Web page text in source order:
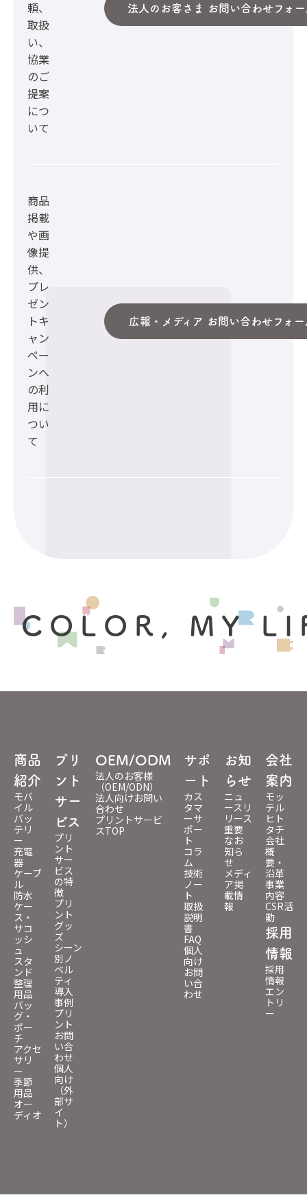
頼、
取扱
い、
協業
のご
提案
につ
いて
法人のお客さま お問い合わせフォー
商品
掲載
や画
像提
供、
プレ
ゼン
トキ
ャン
ペー
ンへ
の利
用に
つい
て
広報・メディア お問い合わせフォー
COLOR, MY
商品
紹介
モバ
イル
バッ
テリ
ー
充電
器
ケーブ
ル
防水
ケー
ス・
サコ
ッシ
ュ
スタ
ンド
整理
用品
バッ
グ・
ポー
チ
アクセ
サリ
ー
季節
用品
オー
ディオ
プリ
ント
サー
ビス
プリ
ント
サー
ビス
の特
徴
プリ
ント
グッ
ズ
シーン
別ノ
ベル
ティ
導入
事例
プリ
ント
お問
い合
わせ
個人
向け
（外
部サ
イ
ト）
OEM/ODM
法人のお客様
（OEM/ODN）
法人向けお問い
合わせ
プリントサービ
スTOP
サポ
ート
カス
タマ
ーサ
ポー
ト
コラ
ム
技術
ノー
ト
取扱
説明
書
FAQ
個人
向け
お問
い合
わせ
お知
らせ
ニュ
ースリ
リース
重要
なお
知ら
せ
メディ
ア掲
載情
報
会社
案内
モッ
テル
ヒト
タチ
会社
概
要・
沿革
事業
内容
CSR活
動
採用
情報
採用
情報
エン
トリ
ー